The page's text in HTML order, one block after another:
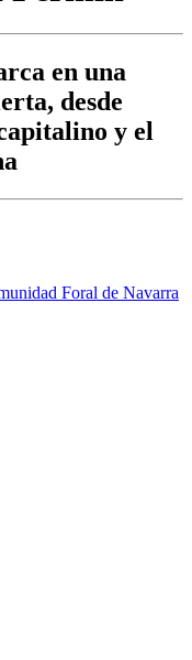
en una
desde
y el
Foral de Navarra